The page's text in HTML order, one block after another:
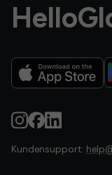
Kundensupport: